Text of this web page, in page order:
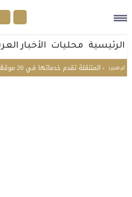
الرئيسية محليات الأخبار
أخر الأخبار |
خدماتها في 26 موقعًا بمختلف مناطق المملكة هذا الأسبوع